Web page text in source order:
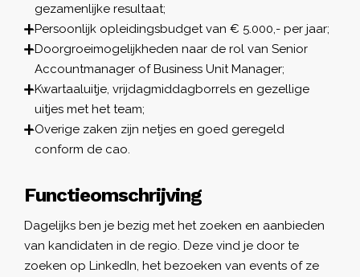
gezamenlijke resultaat;
Persoonlijk opleidingsbudget van € 5.000,- per jaar;
Doorgroeimogelijkheden naar de rol van Senior
Accountmanager of Business Unit Manager;
Kwartaaluitje, vrijdagmiddagborrels en gezellige
uitjes met het team;
Overige zaken zijn netjes en goed geregeld
conform de cao.
Functieomschrijving
Dagelijks ben je bezig met het zoeken en aanbieden
van kandidaten in de regio. Deze vind je door te
zoeken op LinkedIn, het bezoeken van events of ze